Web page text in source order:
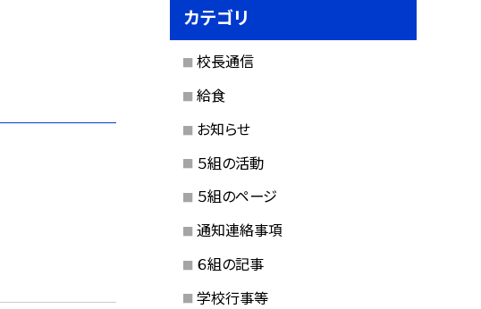
カテゴリ
校長通信
給食
お知らせ
５組の活動
５組のページ
通知連絡事項
６組の記事
学校行事等